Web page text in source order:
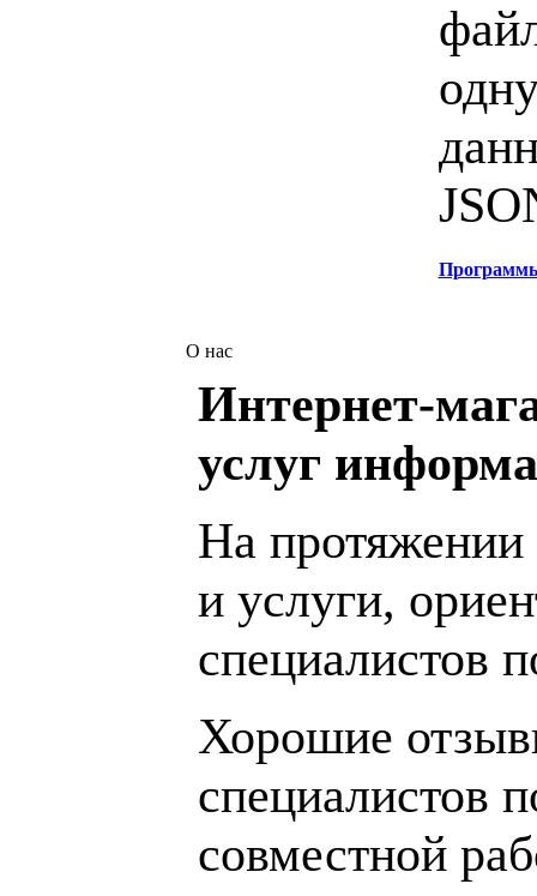
О нас
Интернет-
услуг
На протяжении
и услуги,
специалистов
Хорошие
специалистов
совместной